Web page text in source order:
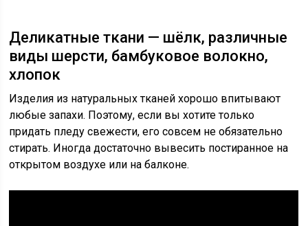
Деликатные ткани — шёлк, различные
виды шерсти, бамбуковое волокно,
хлопок
Изделия из натуральных тканей хорошо впитывают
любые запахи. Поэтому, если вы хотите только
придать пледу свежести, его совсем не обязательно
стирать. Иногда достаточно вывесить постиранное на
открытом воздухе или на балконе.